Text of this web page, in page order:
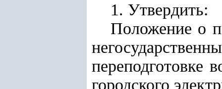
1. Утвердить:
Положение о
переподготовке
городского